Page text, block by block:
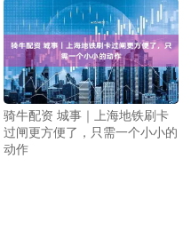
骑牛配资 城事｜上海地铁刷卡
过闸更方便了，只需一个小小的
动作